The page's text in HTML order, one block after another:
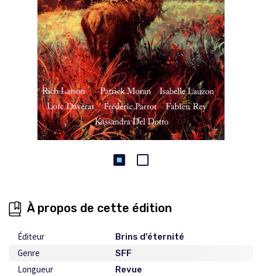
À propos de cette édition
Éditeur Brins d'éternité
Genre SFF
Longueur Revue